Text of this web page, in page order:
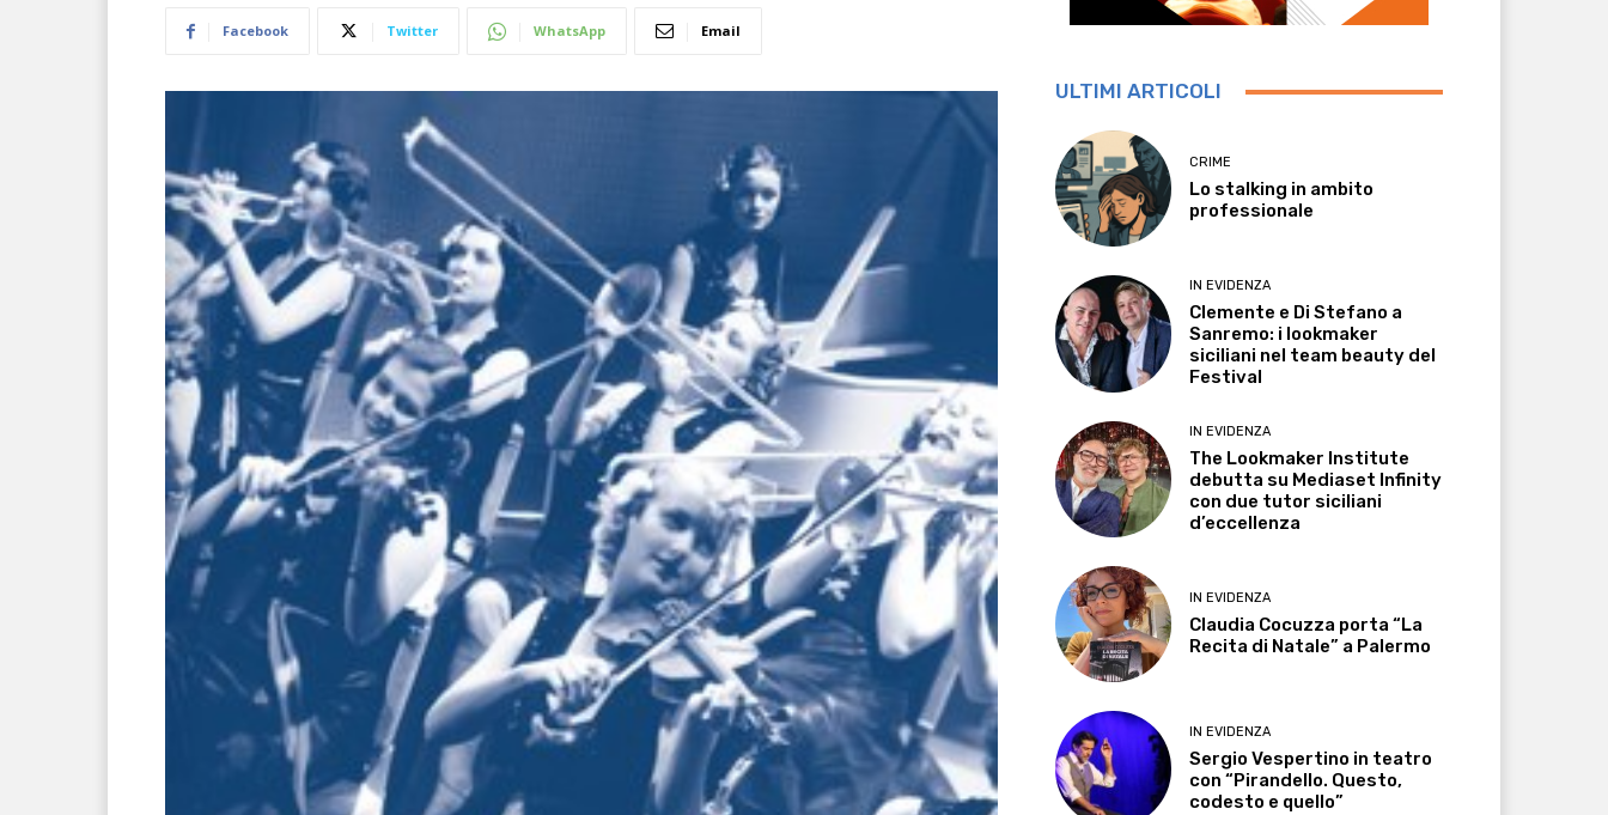
Facebook Twitter WhatsApp Email
ULTIMI ARTICOLI
CRIME
Lo stalking in ambito
professionale
IN EVIDENZA
Clemente e Di Stefano a
Sanremo: i lookmaker
siciliani nel team beauty del
Festival
IN EVIDENZA
The Lookmaker Institute
debutta su Mediaset Infinity
con due tutor siciliani
d’eccellenza
IN EVIDENZA
Claudia Cocuzza porta “La
Recita di Natale” a Palermo
IN EVIDENZA
Sergio Vespertino in teatro
con “Pirandello. Questo,
codesto e quello”